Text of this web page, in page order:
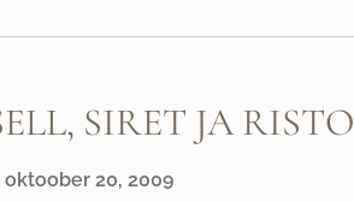
SIRET JA RISTO
oktoober 20, 2009